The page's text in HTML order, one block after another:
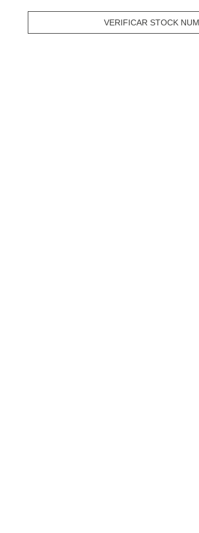
VERIFICAR STOCK